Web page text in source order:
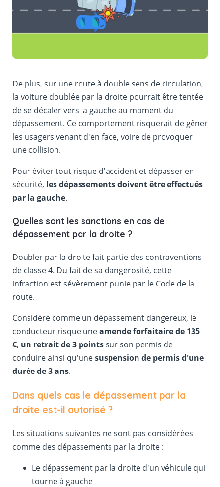
De plus, sur une route à double sens de circulation,
la voiture doublée par la droite pourrait être tentée
de se décaler vers la gauche au moment du
dépassement. Ce comportement risquerait de gêner
les usagers venant d'en face, voire de provoquer
une collision.
Pour éviter tout risque d'accident et dépasser en
sécurité, les dépassements doivent être effectués
par la gauche.
Quelles sont les sanctions en cas de
dépassement par la droite ?
Doubler par la droite fait partie des contraventions
de classe 4. Du fait de sa dangerosité, cette
infraction est sévèrement punie par le Code de la
route.
Considéré comme un dépassement dangereux, le
conducteur risque uneamende forfaitaire de 135
€, un retrait de 3 pointssur son permis de
conduire ainsi qu'unesuspension de permis d'une
durée de 3 ans.
Dans quels cas le dépassement par la
droite est-il autorisé ?
Les situations suivantes ne sont pas considérées
comme des dépassements par la droite :
Le dépassement par la droite d'un véhicule qui
tourne à gauche